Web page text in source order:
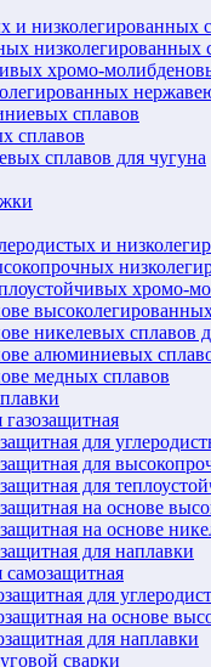
и низколегированных
низколегированных
хромо-
сплавов
сплавов
сплавов для чугуна
и
хромо-
никелевых сплавов
алюминиевых
медных сплавов
для
для
для
на основе
на основе
для наплавки
самозащитная
для
на основе
для наплавки
сварки